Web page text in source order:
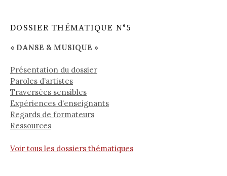
DOSSIER THÉMATIQUE N°5
« DANSE & MUSIQUE »
Présentation du dossier
Paroles d’artistes
Traversées sensibles
Expériences d’enseignants
Regards de formateurs
Ressources
Voir tous les dossiers thématiques